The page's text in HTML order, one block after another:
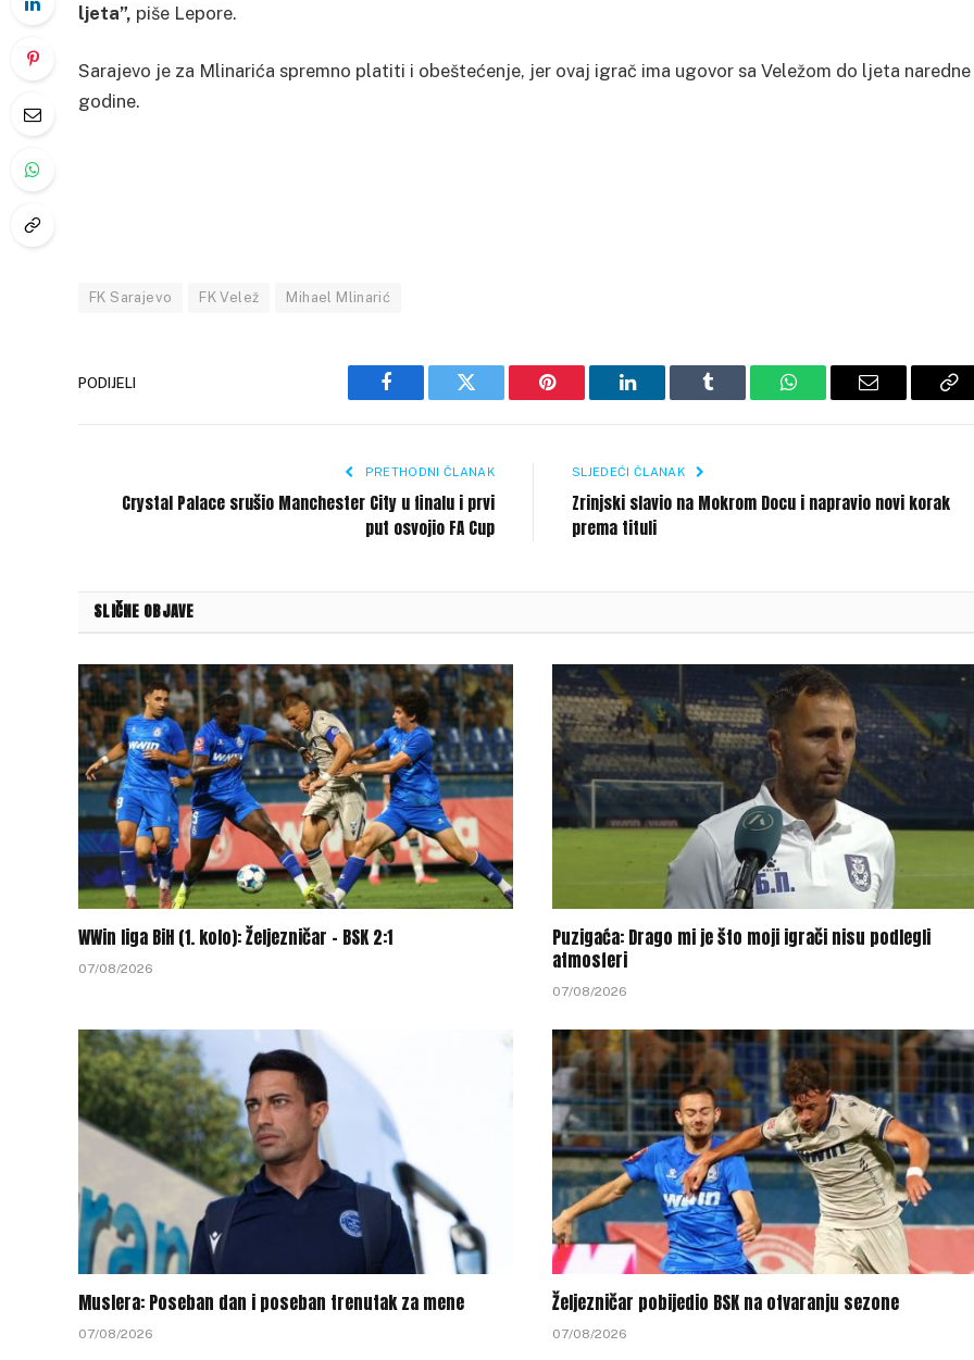
ljeta”, piše Lepore.
Sarajevo je za Mlinarića spremno platiti i obeštećenje, jer ovaj igrač ima ugovor sa Veležom do ljeta naredne
godine.
FK Sarajevo FK Velež Mihael Mlinarić
PODIJELI
Facebook Twitter Pinterest LinkedIn Tumblr WhatsAppEmail
PRETHODNI ČLANAK
Crystal Palace srušio Manchester City u finalu i prvi
put osvojio FA Cup
SLJEDEĆI ČLANAK
Zrinjski slavio na Mokrom Docu i napravio novi korak
prema tituli
SLIČNE OBJAVE
WWin liga BiH (1. kolo): Željezničar – BSK 2:1
07/08/2026
Puzigaća: Drago mi je što moji igrači nisu podlegli
atmosferi
07/08/2026
Muslera: Poseban dan i poseban trenutak za mene
07/08/2026
Željezničar pobijedio BSK na otvaranju sezone
07/08/2026